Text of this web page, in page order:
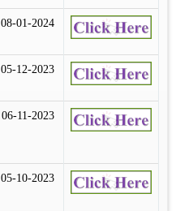
08-01-2024
05-12-2023
06-11-2023
05-10-2023